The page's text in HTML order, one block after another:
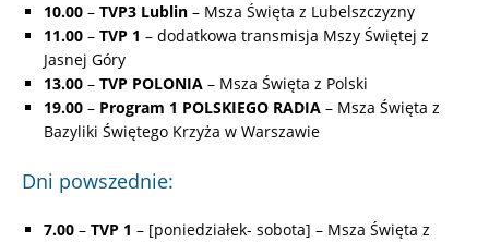
10.00 – TVP3 Lublin – Msza Święta z Lubelszczyzny
11.00 – TVP 1 – dodatkowa transmisja Mszy Świętej z
Jasnej Góry
13.00 – TVP POLONIA – Msza Święta z Polski
19.00 – Program 1 POLSKIEGO RADIA – Msza Święta z
Bazyliki Świętego Krzyża w Warszawie
Dni powszednie:
7.00 – TVP 1 – [poniedziałek- sobota] – Msza Święta z